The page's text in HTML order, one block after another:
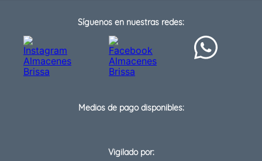
Síguenos en nuestras redes:
Medios de pago disponibles:
Vigilado por: